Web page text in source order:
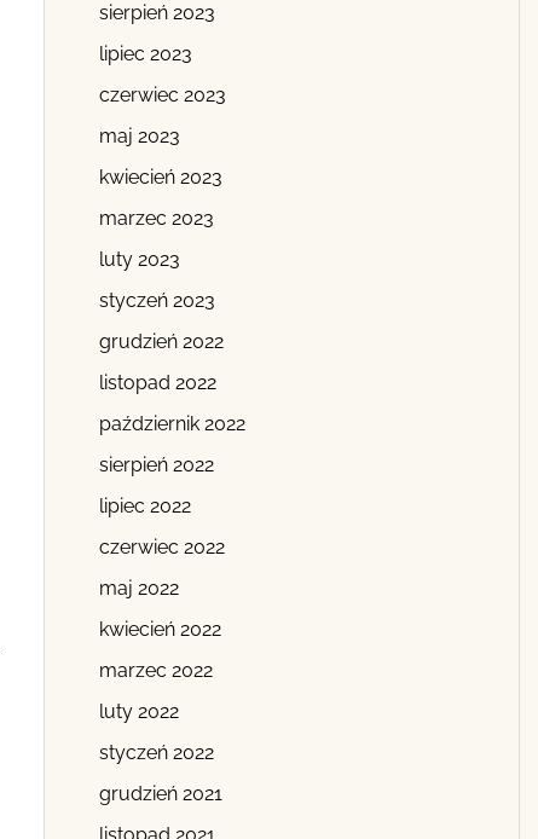
sierpień 2023
lipiec 2023
czerwiec 2023
maj 2023
kwiecień 2023
marzec 2023
luty 2023
styczeń 2023
grudzień 2022
listopad 2022
październik 2022
sierpień 2022
lipiec 2022
czerwiec 2022
maj 2022
kwiecień 2022
marzec 2022
luty 2022
styczeń 2022
grudzień 2021